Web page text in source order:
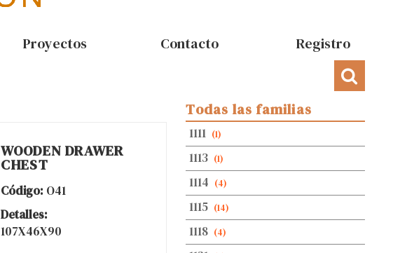
Proyectos Contacto Registro
Todas las familias
1111 (1)
1113 (1)
1114 (4)
1115 (14)
1118 (4)
WOODEN DRAWER
CHEST
Código: O41
Detalles:
107X46X90